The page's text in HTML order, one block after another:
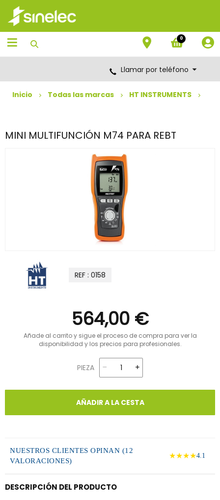
Saltar
contenido
Saltar
menú
de
navegación
0
Llamar por teléfono
Inicio Todas las marcas HT INSTRUMENTS
MINI MULTIFUNCIÓN M74 PARA REBT
REF : 0158
564,00 €
Añade al carrito y sigue el proceso de compra para ver la
disponibilidad y los precios para profesionales.
PIEZA
AÑADIR A LA CESTA
NUESTROS CLIENTES OPINAN (12
VALORACIONES)
★★★★4.1
DESCRIPCIÓN DEL PRODUCTO